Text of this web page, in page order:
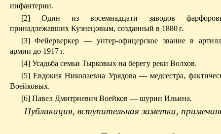
инфантерии.
[2] Один из восемнадцати заводов
принадлежавших Кузнецовым, созданный в 1880 г.
[3] Фейерверкер — унтер-офицерское звание в
армии до 1917 г.
[4] Усадьба семьи Тырковых на берегу реки Волхов.
[5] Евдокия Николаевна Урядова — медсестра,
Воейковых.
[6] Павел Дмитриевич Воейков — шурин Ильина.
Публикация, вступительная заметка,